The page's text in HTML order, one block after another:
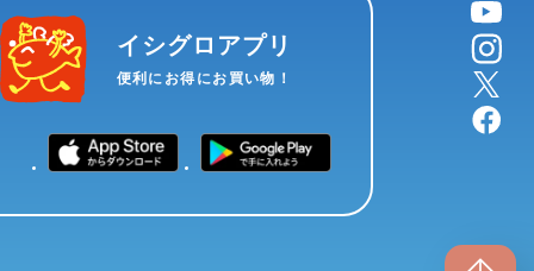
イシグロアプリ
便利にお得にお買い物！
instagram
X
facebook